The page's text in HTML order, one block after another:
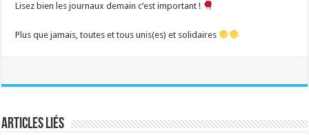
Lisez bien les journaux demain c’est important !
Plus que jamais, toutes et tous unis(es) et solidaires
Articles liés